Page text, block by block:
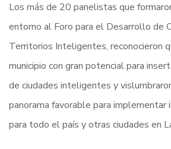
Los más de 20 panelistas que
entorno al Foro para el Desarrollo de
Territorios Inteligentes, reconocieron
municipio con gran potencial para
de ciudades inteligentes y
panorama favorable para implementar
para todo el país y otras ciudades en